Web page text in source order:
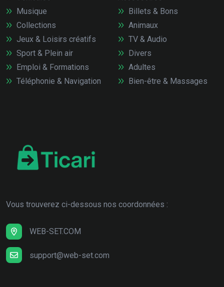
Musique
Collections
Jeux & Loisirs créatifs
Sport & Plein air
Emploi & Formations
Téléphonie & Navigation
Billets & Bons
Animaux
TV & Audio
Divers
Adultes
Bien-être & Massages
Vous trouverez ci-dessous nos coordonnées :
WEB-SET.COM
support@web-set.com